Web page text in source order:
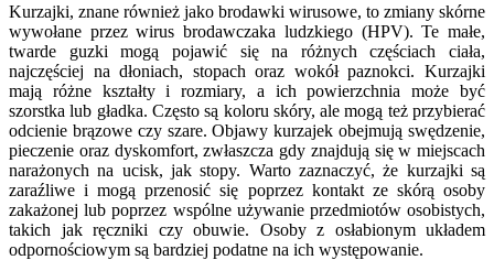
Kurzajki, znane również jako brodawki wirusowe, to zmiany skórne
wywołane przez wirus brodawczaka ludzkiego (HPV). Te małe,
twarde guzki mogą pojawić się na różnych częściach ciała,
najczęściej na dłoniach, stopach oraz wokół paznokci. Kurzajki
mają różne kształty i rozmiary, a ich powierzchnia może być
szorstka lub gładka. Często są koloru skóry, ale mogą też przybierać
odcienie brązowe czy szare. Objawy kurzajek obejmują swędzenie,
pieczenie oraz dyskomfort, zwłaszcza gdy znajdują się w miejscach
narażonych na ucisk, jak stopy. Warto zaznaczyć, że kurzajki są
zaraźliwe i mogą przenosić się poprzez kontakt ze skórą osoby
zakażonej lub poprzez wspólne używanie przedmiotów osobistych,
takich jak ręczniki czy obuwie. Osoby z osłabionym układem
odpornościowym są bardziej podatne na ich występowanie.